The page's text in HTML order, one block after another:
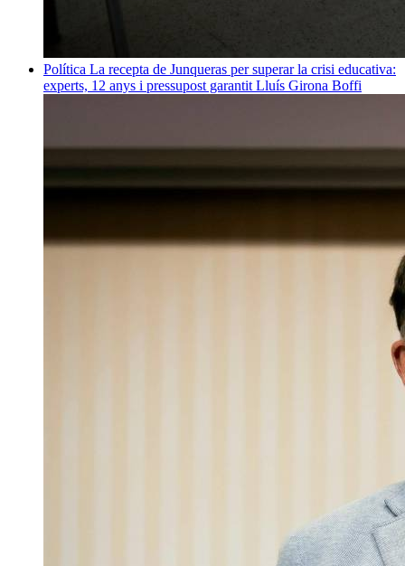
Política La recepta de Junqueras per superar la crisi educativa:
experts, 12 anys i pressupost garantit Lluís Girona Boffi